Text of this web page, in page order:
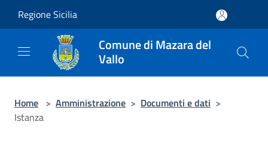
Regione Sicilia
Comune di Mazara del
Vallo
Home > Amministrazione > Documenti e dati >
Istanza